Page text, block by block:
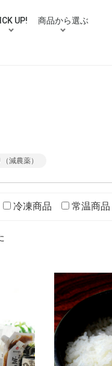
UP! 商品から選ぶ
減農薬）
冷凍商品 常温商品